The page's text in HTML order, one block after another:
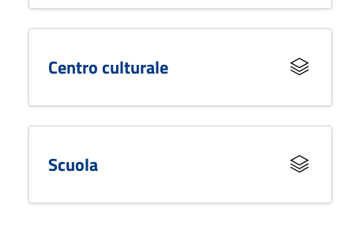
Centro culturale
Scuola